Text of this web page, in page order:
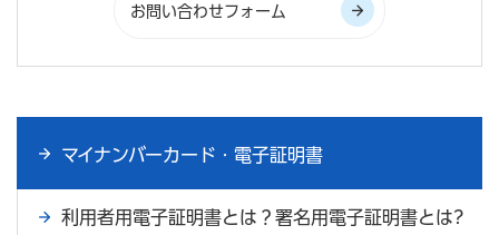
マイナンバーカード・電子証明書
利用者用電子証明書とは？署名用電子証明書とは?